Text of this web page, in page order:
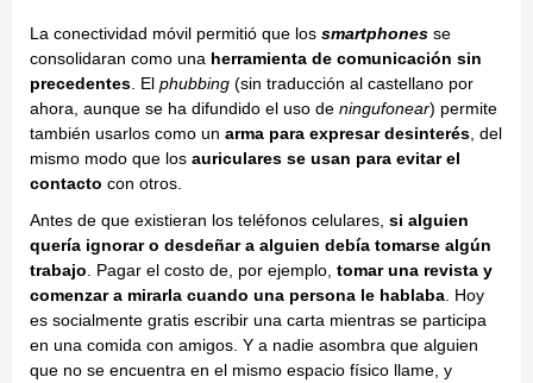
La conectividad móvil permitió que los smartphones se
consolidaran como una herramienta de comunicación sin
precedentes . El phubbing (sin traducción al castellano por
ahora, aunque se ha difundido el uso de ningufonear) permite
también usarlos como un arma para expresar desinterés , del
mismo modo que los auriculares se usan para evitar el
contacto con otros.
Antes de que existieran los teléfonos celulares, si alguien
quería ignorar o desdeñar a alguien debía tomarse algún
trabajo . Pagar el costo de, por ejemplo, tomar una revista y
comenzar a mirarla cuando una persona le hablaba . Hoy
es socialmente gratis escribir una carta mientras se participa
en una comida con amigos. Y a nadie asombra que alguien
que no se encuentra en el mismo espacio físico llame, y